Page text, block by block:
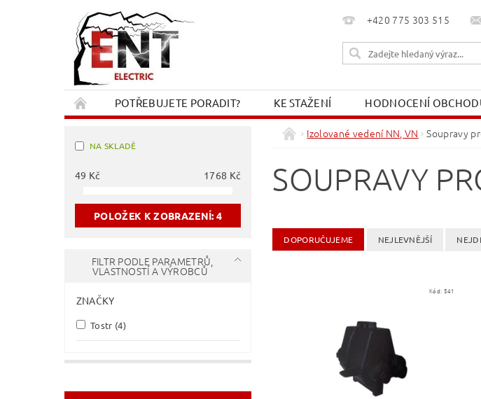
+420 775 303 515
POTŘEBUJETE PORADIT? KE STAŽENÍ HODNOCENÍ
OBCHODNÍ PODMÍNKY
NA SKLADĚ
49 Kč 1768 Kč
POLOŽEK K ZOBRAZENÍ: 4
FILTR PODLE PARAMETRŮ,
VLASTNOSTÍ A VÝROBCŮ
ZNAČKY
Tostr (4)
Izolované vedení NN, VN Soupravy
SOUPRAVY
DOPORUČUJEME NEJLEVNĚJŠÍ
Kód: 541